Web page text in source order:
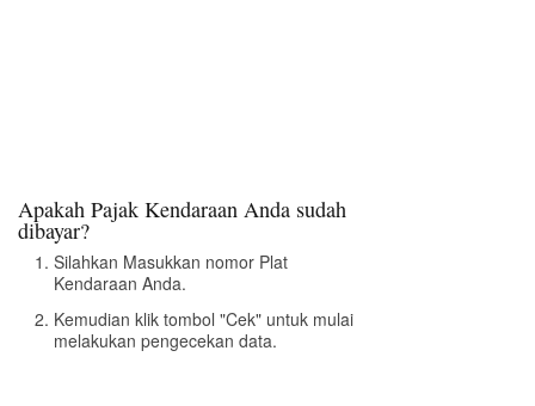
Apakah Pajak Kendaraan Anda sudah
dibayar?
Silahkan Masukkan nomor Plat
Kendaraan Anda.
Kemudian klik tombol "Cek" untuk mulai
melakukan pengecekan data.